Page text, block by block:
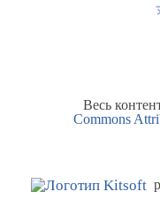
Весь
Commons